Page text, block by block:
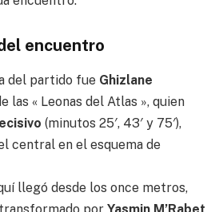
encuentro
del partido fue Ghizlane
las « Leonas del Atlas », quien
(minutos 25′, 43′ y 75′),
central en el esquema de
llegó desde los once metros,